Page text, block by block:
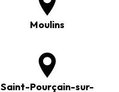
Moulins
Saint-Pourçain-sur-